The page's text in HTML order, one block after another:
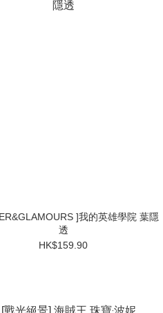
]我的英雄學院 葉隱
透
HK$159.90